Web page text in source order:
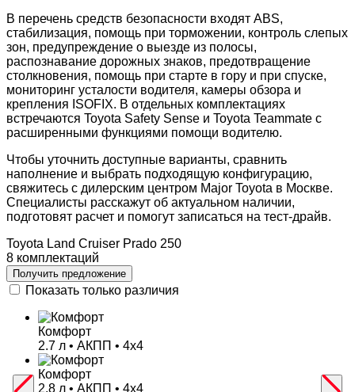
В перечень средств безопасности входят ABS,
стабилизация, помощь при торможении, контроль слепых
зон, предупреждение о выезде из полосы,
распознавание дорожных знаков, предотвращение
столкновения, помощь при старте в гору и при спуске,
мониторинг усталости водителя, камеры обзора и
крепления ISOFIX. В отдельных комплектациях
встречаются Toyota Safety Sense и Toyota Teammate с
расширенными функциями помощи водителю.
Чтобы уточнить доступные варианты, сравнить
наполнение и выбрать подходящую конфигурацию,
свяжитесь с дилерским центром Major Toyota в Москве.
Специалисты расскажут об актуальном наличии,
подготовят расчет и помогут записаться на тест-драйв.
Toyota Land Cruiser Prado 250
8 комплектаций
Получить предложение
Показать только различия
Комфорт
2.7 л • АКПП • 4х4
Комфорт
2.8 л • АКПП • 4х4